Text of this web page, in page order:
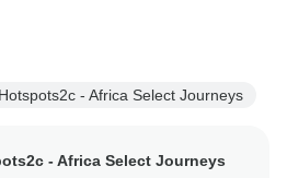
- Africa Select Journeys
- Africa Select Journeys